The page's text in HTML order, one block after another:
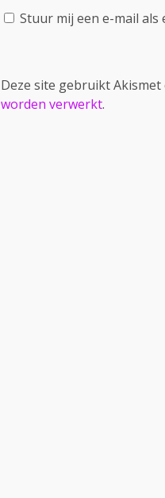
Stuur mij een e-mail
Deze site gebruikt
worden verwerkt.